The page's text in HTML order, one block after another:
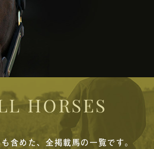
HORSES
含めた、全掲載馬の一覧です。